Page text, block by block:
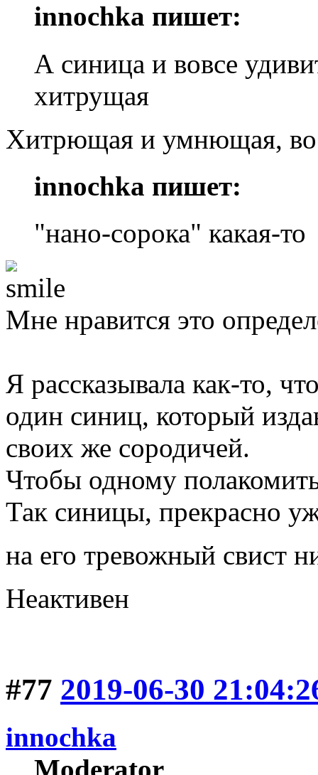
innochka пишет:
А синица и вовсе
хитрущая
Хитрющая и умнющая,
innochka пишет:
"нано-сорока" какая-то
Мне нравится это
Я рассказывала как-то,
один синиц, который
своих же сородичей.
Чтобы одному
Так синицы, прекрасно
на его тревожный свист
Неактивен
#77 2019-06-30
innochka
Moderator